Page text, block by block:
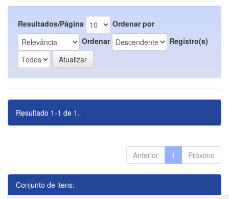
Resultados/Página
Ordenar por
Ordenar
Registro(s)
Resultado 1-1 de 1.
Anterior 1 Próximo
Conjunto de itens: